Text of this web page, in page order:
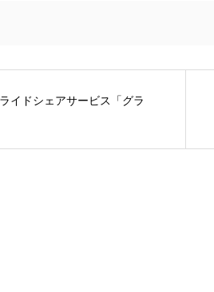
イドシェアサービス「グラ